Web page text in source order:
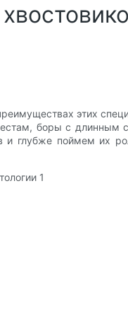
этих
боры с
и глубже поймем их